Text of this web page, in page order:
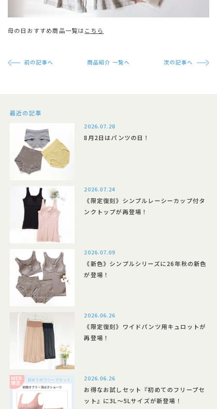
母の日おすすめ商品一覧はこちら
前の記事へ 商品紹介 一覧へ 次の記事へ
最近の記事
2026.07.28
8月2日はパンツの日！
2026.07.24
《限定復刻》シンプルレーシーカップ付タ
ンクトップが再登場！
2026.07.09
《新色》シンプルシリーズに26年秋の新色
が登場！
2026.06.26
《限定復刻》ワイドパンツ用キュロットが
再登場！
2026.06.26
お得なお試しセット『初めてのフリープセ
ット』に3L～5Lサイズが新登場！